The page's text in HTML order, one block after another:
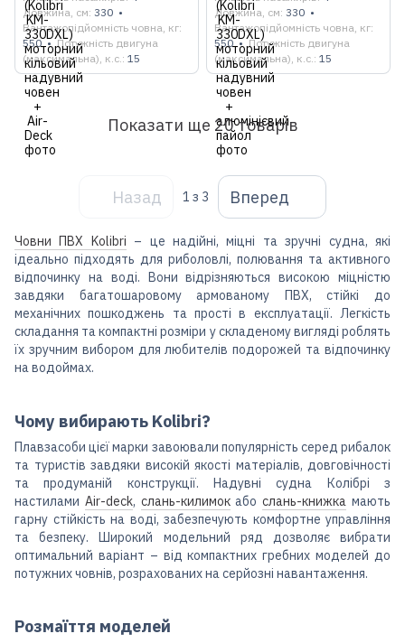
Довжина, см 330
Вантажопідйомність човна, кг
550
Потужність двигуна
(максимальна), к.с. 15
Довжина, см 330
Вантажопідйомність човна, кг
550
Потужність двигуна
(максимальна), к.с. 15
Показати ще 20 товарів
Назад 1 з 3 Вперед
Човни ПВХ Kolibri – це надійні, міцні та зручні судна, які
ідеально підходять для риболовлі, полювання та активного
відпочинку на воді. Вони відрізняються високою міцністю
завдяки багатошаровому армованому ПВХ, стійкі до
механічних пошкоджень та прості в експлуатації. Легкість
складання та компактні розміри у складеному вигляді роблять
їх зручним вибором для любителів подорожей та відпочинку
на водоймах.
Чому вибирають Kolibri?
Плавзасоби цієї марки завоювали популярність серед рибалок
та туристів завдяки високій якості матеріалів, довговічності
та продуманій конструкції. Надувні судна Колібрі з
настилами Air-deck, слань-килимокабослань-книжка мають
гарну стійкість на воді, забезпечують комфортне управління
та безпеку. Широкий модельний ряд дозволяє вибрати
оптимальний варіант – від компактних гребних моделей до
потужних човнів, розрахованих на серйозні навантаження.
Розмаїття моделей